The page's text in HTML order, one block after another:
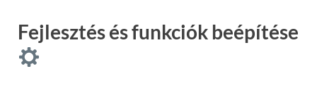
Fejlesztés és funkciók beépítése